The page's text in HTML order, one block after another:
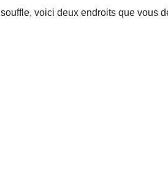
souffle, voici deux endroits que vous